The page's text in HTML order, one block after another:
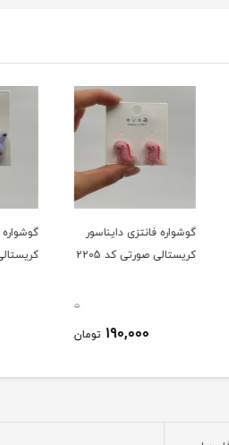
گوشواره فانتزی دایناسور
کریستالی صورتی کد 2205
190,000 تومان
گوشواره
کریستالی یاسی کد